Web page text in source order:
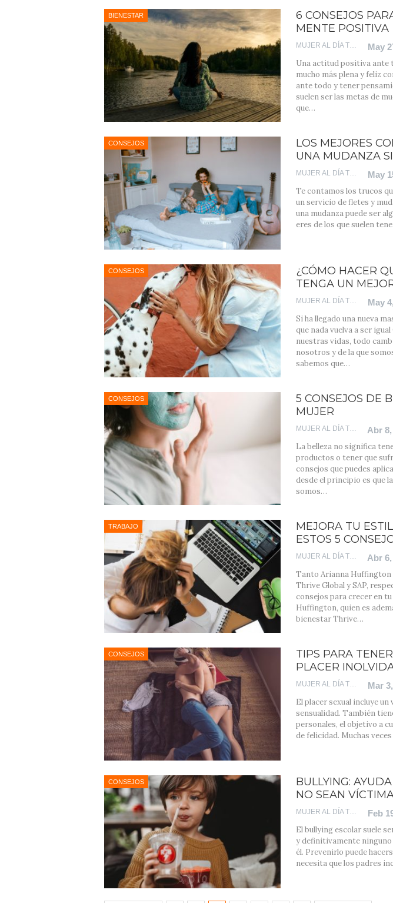
BIENESTAR
6 CONSEJOS
MENTE POSITIVA
MUJER AL DÍA TEAM
May
Una actitud positiva ante
mucho más plena y feliz
ante todo y tener
suelen ser las metas de
que…
CONSEJOS
LOS MEJORES
UNA MUDANZA
MUJER AL DÍA TEAM
May
Te contamos los trucos
un servicio de fletes y
una mudanza puede ser
eres de los que suelen
CONSEJOS
¿CÓMO HACER
TENGA UN
MUJER AL DÍA TEAM
May
Si ha llegado una nueva
que nada vuelva a ser igual
nuestras vidas, todo
nosotros y de la que
sabemos que…
CONSEJOS
5 CONSEJOS DE
MUJER
MUJER AL DÍA TEAM
Abr
La belleza no significa
productos o tener que
consejos que puedes
desde el principio es que
somos…
TRABAJO
MEJORA TU
ESTOS 5
MUJER AL DÍA TEAM
Abr
Tanto Arianna Huffington
Thrive Global y SAP,
consejos para crecer en
Huffington, quien es
bienestar Thrive…
CONSEJOS
TIPS PARA
PLACER
MUJER AL DÍA TEAM
Mar
El placer sexual incluye
sensualidad. También
personales, el objetivo a
de felicidad. Muchas
CONSEJOS
BULLYING:
NO SEAN
MUJER AL DÍA TEAM
Feb
El bullying escolar suele
y definitivamente ninguno
él. Prevenirlo puede
necesita que los padres